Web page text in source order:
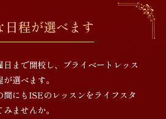
日程が選べます
まで開校し、プライベートレッス
選べます。
にもISEのレッスンをライフスタ
ませんか。